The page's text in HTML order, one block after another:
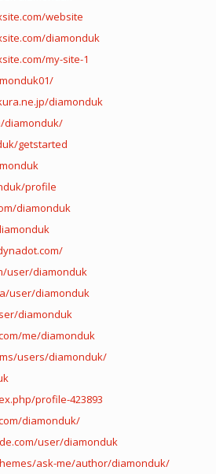
website
diamonduk
my-site-1
diamonduk
diamonduk/
getstarted
profile
diamonduk
user/diamonduk
user/diamonduk
diamonduk
me/diamonduk
users/diamonduk/
profile-423893
diamonduk/
user/diamonduk
ask-me/author/diamonduk/